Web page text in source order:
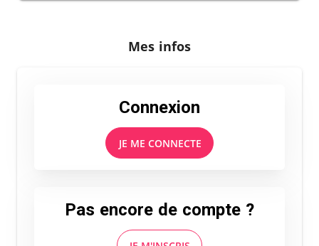
Mes infos
Connexion
JE ME CONNECTE
Pas encore de compte ?